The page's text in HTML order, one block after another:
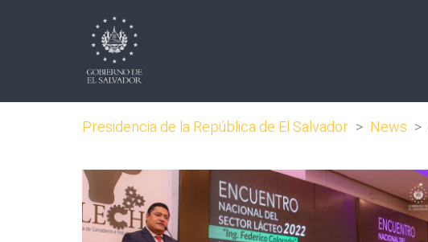
Presidencia de la República de El Salvador > News >